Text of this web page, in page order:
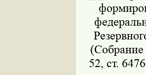
(Собрание
52, ст.